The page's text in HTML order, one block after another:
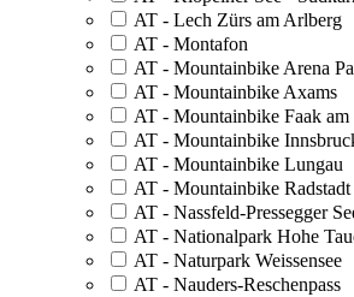
AT - Lech Zürs am Arlberg
AT - Montafon
AT - Mountainbike Arena
AT - Mountainbike Axams
AT - Mountainbike Faak am
AT - Mountainbike
AT - Mountainbike Lungau
AT - Mountainbike Radstadt
AT - Nassfeld-Pressegger
AT - Nationalpark Hohe
AT - Naturpark Weissensee
AT - Nauders-Reschenpass